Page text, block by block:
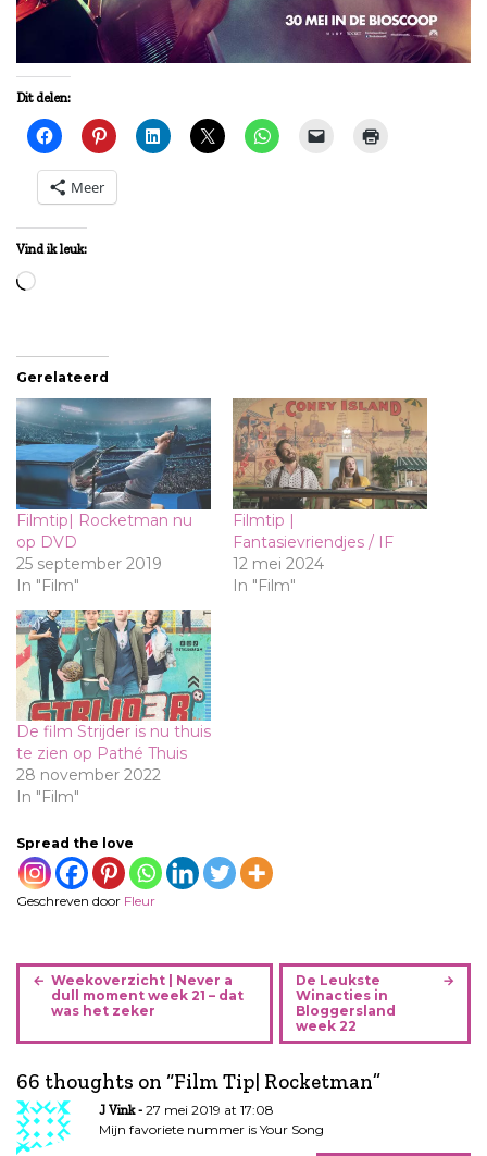
Dit delen:
Meer
Vind ik leuk:
Aan
Gerelateerd
Filmtip| Rocketman nu
op DVD
25 september 2019
In "Film"
Filmtip |
Fantasievriendjes / IF
12 mei 2024
In "Film"
De film Strijder is nu thuis
te zien op Pathé Thuis
28 november 2022
In "Film"
Spread the love
Geschreven door Fleur
B
i
c
h
t
n
Weekoverzicht | Never a
dull moment week 21 – dat
was het zeker
De Leukste
Winacties in
Bloggersland
week 22
66 thoughts on “Film Tip| Rocketman”
J Vink
27 mei 2019 at 17:08
Mijn favoriete nummer is Your Song